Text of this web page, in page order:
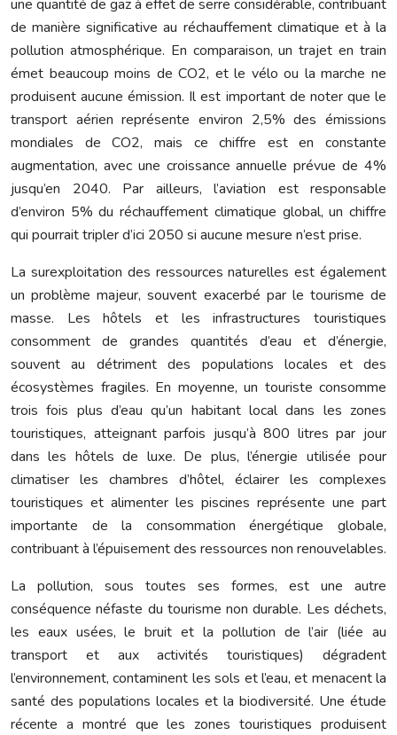
une quantité de gaz à effet de serre considérable, contribuant
de manière significative au réchauffement climatique et à la
pollution atmosphérique. En comparaison, un trajet en train
émet beaucoup moins de CO2, et le vélo ou la marche ne
produisent aucune émission. Il est important de noter que le
transport aérien représente environ 2,5% des émissions
mondiales de CO2, mais ce chiffre est en constante
augmentation, avec une croissance annuelle prévue de 4%
jusqu’en 2040. Par ailleurs, l’aviation est responsable
d’environ 5% du réchauffement climatique global, un chiffre
qui pourrait tripler d’ici 2050 si aucune mesure n’est prise.
La surexploitation des ressources naturelles est également
un problème majeur, souvent exacerbé par le tourisme de
masse. Les hôtels et les infrastructures touristiques
consomment de grandes quantités d’eau et d’énergie,
souvent au détriment des populations locales et des
écosystèmes fragiles. En moyenne, un touriste consomme
trois fois plus d’eau qu’un habitant local dans les zones
touristiques, atteignant parfois jusqu’à 800 litres par jour
dans les hôtels de luxe. De plus, l’énergie utilisée pour
climatiser les chambres d’hôtel, éclairer les complexes
touristiques et alimenter les piscines représente une part
importante de la consommation énergétique globale,
contribuant à l’épuisement des ressources non renouvelables.
La pollution, sous toutes ses formes, est une autre
conséquence néfaste du tourisme non durable. Les déchets,
les eaux usées, le bruit et la pollution de l’air (liée au
transport et aux activités touristiques) dégradent
l’environnement, contaminent les sols et l’eau, et menacent la
santé des populations locales et la biodiversité. Une étude
récente a montré que les zones touristiques produisent